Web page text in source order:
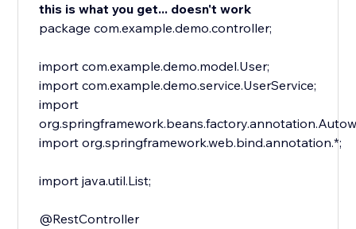
this is what you get... doesn't work
package com.example.demo.controller;
import com.example.demo.model.User;
import com.example.demo.service.UserService;
import
import org.springframework.web.bind.annotation.*;
import java.util.List;
@RestController